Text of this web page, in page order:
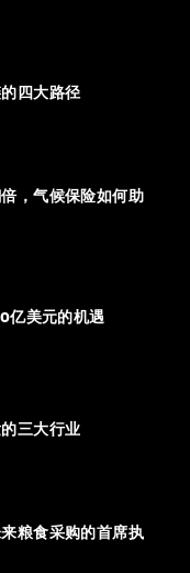
四大路径
，气候保险如何助
亿美元的机遇
三大行业
粮食采购的首席执